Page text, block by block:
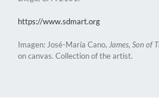
https://www.sdmart.org
Imagen: José-María Cano, James, Son of
on canvas. Collection of the artist.